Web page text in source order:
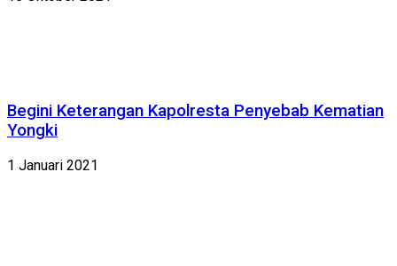
Begini Keterangan Kapolresta Penyebab Kematian
Yongki
1 Januari 2021